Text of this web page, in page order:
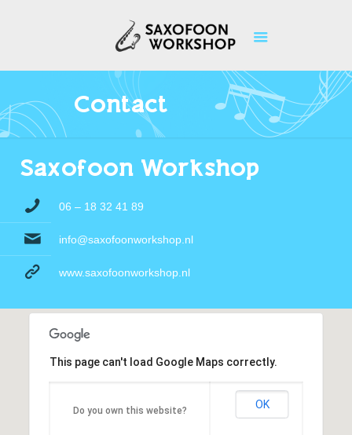
Contact
Saxofoon Workshop
06 – 18 32 41 89
info@saxofoonworkshop.nl
www.saxofoonworkshop.nl
This page can't load Google Maps correctly.
Do you own this website? OK